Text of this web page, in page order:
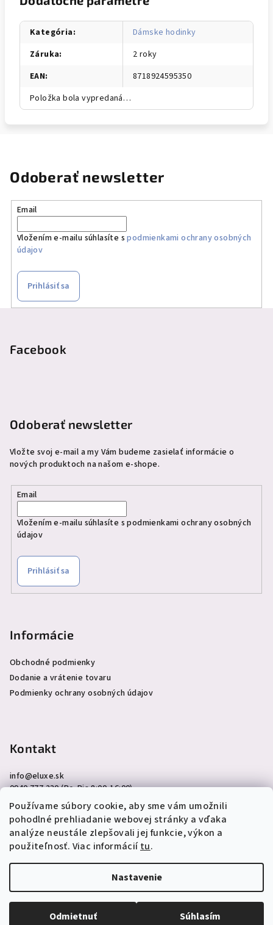
Používame súbory cookie, aby sme vám umožnili
pohodlné prehliadanie webovej stránky a vďaka
analýze neustále zlepšovali jej funkcie, výkon a
použiteľnosť. Viac informáciítu.
Nastavenie
Odmietnuť Súhlasím
Kategória:
Dámske hodinky
Záruka:
2 roky
EAN:
8718924595350
Položka bola vypredaná…
Odoberať newsletter
Email
Vložením e-mailu súhlasíte spodmienkami ochrany osobných
údajov
Prihlásiť sa
Facebook
Odoberať newsletter
Vložte svoj e-mail a my Vám budeme zasielať informácie o
nových produktoch na našom e-shope.
Email
Vložením e-mailu súhlasíte spodmienkami ochrany osobných
údajov
Prihlásiť sa
Informácie
Obchodné podmienky
Dodanie a vrátenie tovaru
Podmienky ochrany osobných údajov
Kontakt
info@eluxe.sk
0940 777 230 (Po-Pia 8:00-16:00)
Copyright 2026eLuxe.sk. Všetky práva vyhradené.Upraviť
nastavenie cookies
Vytvoril Shoptet